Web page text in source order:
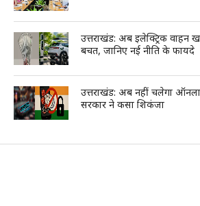
उत्तराखंड: अब इलेक्ट्रिक वाहन
बचत, जानिए नई नीति के फायदे
उत्तराखंड: अब नहीं चलेगा
सरकार ने कसा शिकंजा